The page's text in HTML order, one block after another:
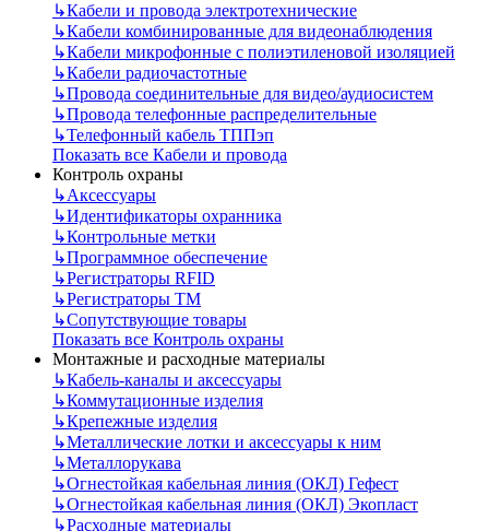
↳Кабели и провода электротехнические
↳Кабели комбинированные для видеонаблюдения
↳Кабели микрофонные с полиэтиленовой изоляцией
↳Кабели радиочастотные
↳Провода соединительные для видео/аудиосистем
↳Провода телефонные распределительные
↳Телефонный кабель ТППэп
Показать все Кабели и провода
Контроль охраны
↳Аксессуары
↳Идентификаторы охранника
↳Контрольные метки
↳Программное обеспечение
↳Регистраторы RFID
↳Регистраторы ТМ
↳Сопутствующие товары
Показать все Контроль охраны
Монтажные и расходные материалы
↳Кабель-каналы и аксессуары
↳Коммутационные изделия
↳Крепежные изделия
↳Металлические лотки и аксессуары к ним
↳Металлорукава
↳Огнестойкая кабельная линия (ОКЛ) Гефест
↳Огнестойкая кабельная линия (ОКЛ) Экопласт
↳Расходные материалы